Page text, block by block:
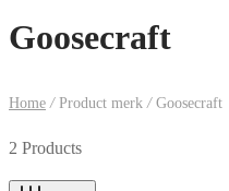
Goosecraft
Home /Product merk /Goosecraft
2 Products